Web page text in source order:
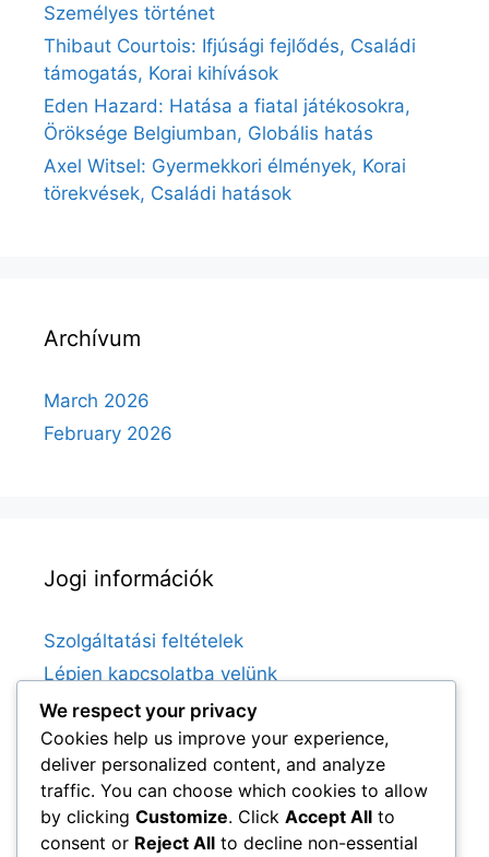
Személyes történet
Thibaut Courtois: Ifjúsági fejlődés, Családi
támogatás, Korai kihívások
Eden Hazard: Hatása a fiatal játékosokra,
Öröksége Belgiumban, Globális hatás
Axel Witsel: Gyermekkori élmények, Korai
törekvések, Családi hatások
Archívum
March 2026
February 2026
Jogi információk
Szolgáltatási feltételek
Lépjen kapcsolatba velünk
Történetünk
Sütik és követés
Adatvédelmi irányelvek
Kategóriák
We respect your privacy
Cookies help us improve your experience,
deliver personalized content, and analyze
traffic. You can choose which cookies to allow
by clicking Customize. Click Accept All to
consent or Reject All to decline non-essential